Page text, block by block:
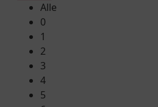
Alle
0
1
2
3
4
5